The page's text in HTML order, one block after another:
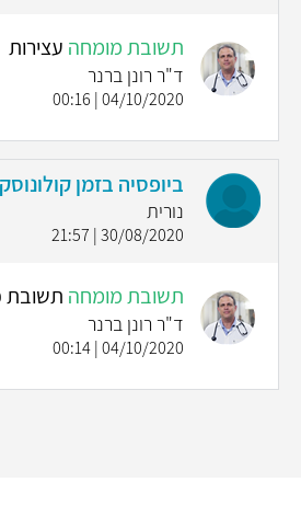
תשובת מומחה עצירות
ד"ר רונן ברנר
04/10/2020 | 00:16
ביופסיה בזמן
נורית
30/08/2020 | 21:57
תשובת מומחה תשובת
ד"ר רונן ברנר
04/10/2020 | 00:14